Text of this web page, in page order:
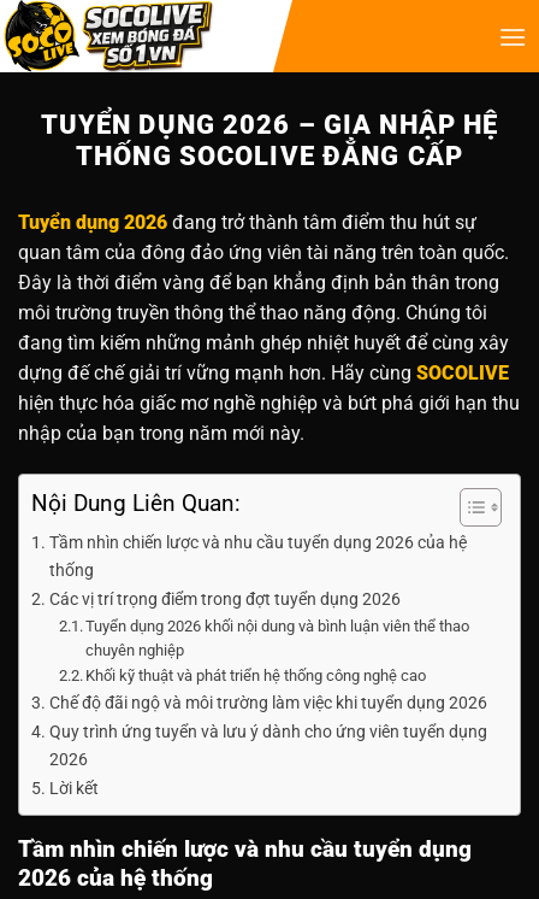
TUYỂN DỤNG 2026 – GIA NHẬP HỆ
THỐNG SOCOLIVE ĐẲNG CẤP
Tuyển dụng 2026 đang trở thành tâm điểm thu hút sự
quan tâm của đông đảo ứng viên tài năng trên toàn quốc.
Đây là thời điểm vàng để bạn khẳng định bản thân trong
môi trường truyền thông thể thao năng động. Chúng tôi
đang tìm kiếm những mảnh ghép nhiệt huyết để cùng xây
dựng đế chế giải trí vững mạnh hơn. Hãy cùng SOCOLIVE
hiện thực hóa giấc mơ nghề nghiệp và bứt phá giới hạn thu
nhập của bạn trong năm mới này.
Nội Dung Liên Quan:
Tầm nhìn chiến lược và nhu cầu tuyển dụng 2026 của hệ
thống
Các vị trí trọng điểm trong đợt tuyển dụng 2026
Tuyển dụng 2026 khối nội dung và bình luận viên thể thao
chuyên nghiệp
Khối kỹ thuật và phát triển hệ thống công nghệ cao
Chế độ đãi ngộ và môi trường làm việc khi tuyển dụng 2026
Quy trình ứng tuyển và lưu ý dành cho ứng viên tuyển dụng
2026
Lời kết
Tầm nhìn chiến lược và nhu cầu tuyển dụng
2026 của hệ thống